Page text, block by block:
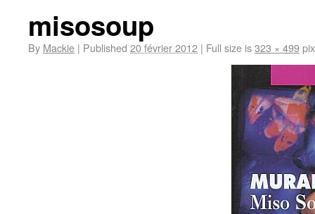
misosoup
By Mackie | Published 20 février 2012 | Full size is323 × 499